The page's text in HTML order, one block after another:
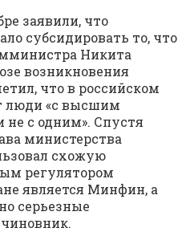
заявили, что
субсидировать то, что
Никита
возникновения
что в российском
люди «с высшим
не с одним». Спустя
министерства
схожую
регулятором
является Минфин, а
серьезные